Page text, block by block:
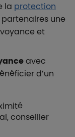
la protection
partenaires une
et
avec
d’un
conseiller